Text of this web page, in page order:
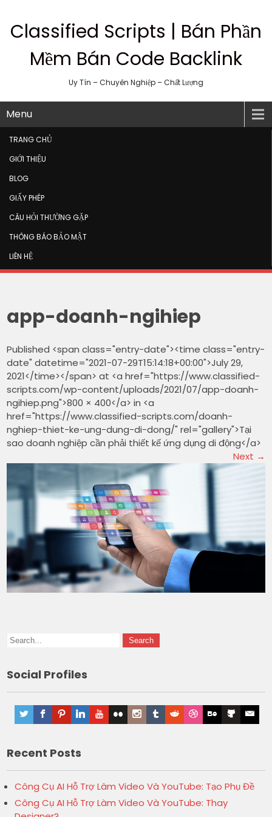
Classified Scripts | Bán Phần
Mềm Bán Code Backlink
Uy Tín – Chuyên Nghiệp – Chất Lượng
Menu
TRANG CHỦ
GIỚI THIỆU
BLOG
GIẤY PHÉP
CÂU HỎI THƯỜNG GẶP
THÔNG BÁO BẢO MẬT
LIÊN HỆ
app-doanh-ngihiep
Published <span class="entry-date"><time class="entry-
date" datetime="2021-07-29T15:14:18+00:00">July 29,
2021</time></span> at <a href="https://www.classified-
scripts.com/wp-content/uploads/2021/07/app-doanh-
ngihiep.png">800 × 400</a> in <a
href="https://www.classified-scripts.com/doanh-
nghiep-thiet-ke-ung-dung-di-dong/" rel="gallery">Tại
sao doanh nghiệp cần phải thiết kế ứng dụng di động</a>
Next →
Social Profiles
Recent Posts
Công Cụ AI Hỗ Trợ Làm Video Và YouTube: Tạo Phụ Đề
Công Cụ AI Hỗ Trợ Làm Video Và YouTube: Thay